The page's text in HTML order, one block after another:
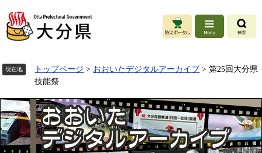
ジ
頭
。
現在地 トップページ > おおいたデジタルアーカイブ >第25回大分県
技能祭